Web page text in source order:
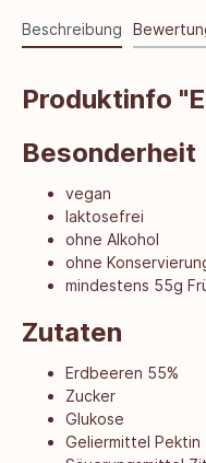
Beschreibung
Produktinfo
Besonderheit
vegan
laktosefrei
ohne Alkohol
ohne
mindestens 55g
Zutaten
Erdbeeren 55%
Zucker
Glukose
Geliermittel Pektin